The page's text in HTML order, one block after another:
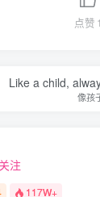
点赞 1
Like a child,
像孩
关注
117W+